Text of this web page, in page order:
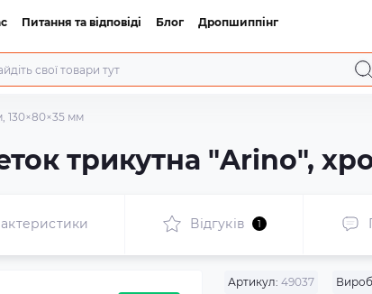
Питання та відповіді Блог Дропшиппінг
130×80×35 мм
трикутна "Arino",
Відгуків 1
Артикул: 49037